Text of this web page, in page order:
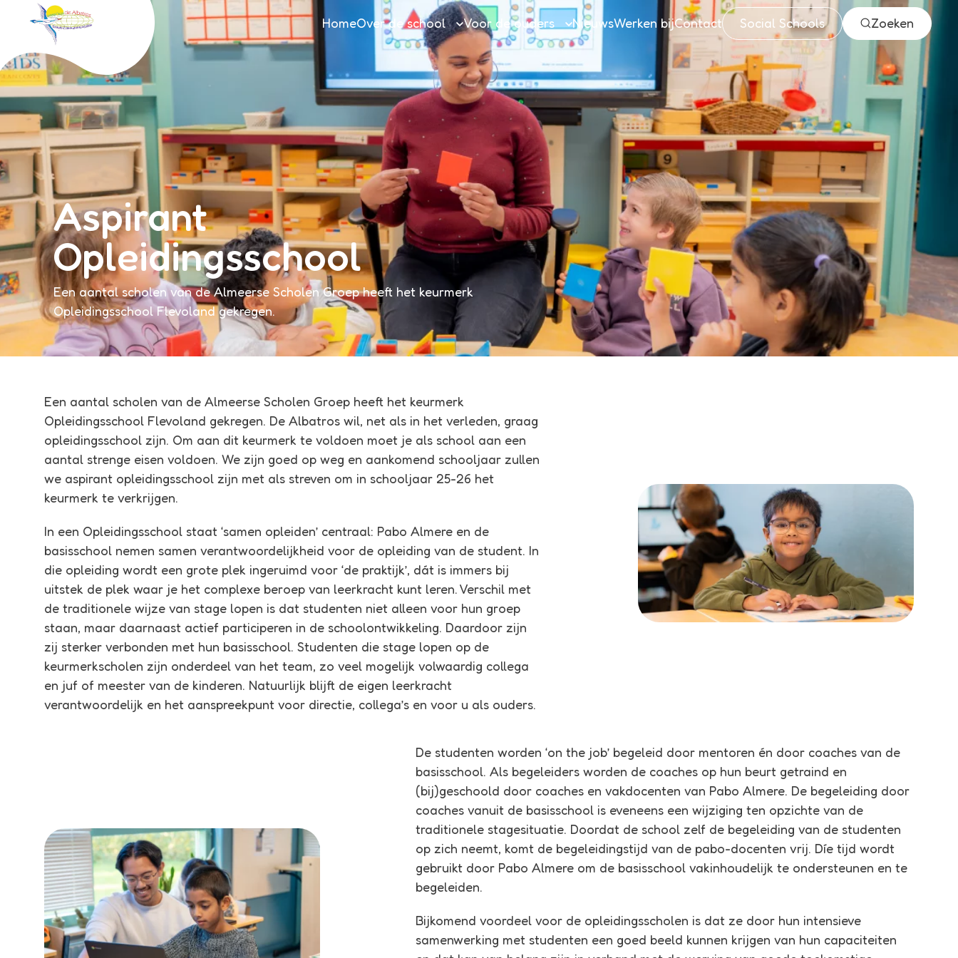
Albatros
HomeOver de school
Over de school
Team
Aspirant opleidingsschool
Talenten
The leader in me
Vakgebieden
Almeerse Scholen Groep
Voor de ouders
Ouderinformatie
Huidige ouders
Nieuwe ouders
Onze kalender
BSO (Buitenschoolse opvang)
TSO (Overblijven)
Praktische vragen
Vakanties en vrije dagen
Medezeggenschapsraad
Klachten
NieuwsWerken bijContact Social Schools Zoeken
Aspirant
Opleidingsschool
Een aantal scholen van de Almeerse Scholen Groep heeft het keurmerk
Opleidingsschool Flevoland gekregen.
Een aantal scholen van de Almeerse Scholen Groep heeft het keurmerk
Opleidingsschool Flevoland gekregen. De Albatros wil, net als in het verleden, graag
opleidingsschool zijn. Om aan dit keurmerk te voldoen moet je als school aan een
aantal strenge eisen voldoen. We zijn goed op weg en aankomend schooljaar zullen
we aspirant opleidingsschool zijn met als streven om in schooljaar 25-26 het
keurmerk te verkrijgen.
In een Opleidingsschool staat ‘samen opleiden’ centraal: Pabo Almere en de
basisschool nemen samen verantwoordelijkheid voor de opleiding van de student. In
die opleiding wordt een grote plek ingeruimd voor ‘de praktijk’, dát is immers bij
uitstek de plek waar je het complexe beroep van leerkracht kunt leren. Verschil met
de traditionele wijze van stage lopen is dat studenten niet alleen voor hun groep
staan, maar daarnaast actief participeren in de schoolontwikkeling. Daardoor zijn
zij sterker verbonden met hun basisschool. Studenten die stage lopen op de
keurmerkscholen zijn onderdeel van het team, zo veel mogelijk volwaardig collega
en juf of meester van de kinderen. Natuurlijk blijft de eigen leerkracht
verantwoordelijk en het aanspreekpunt voor directie, collega’s en voor u als ouders.
De studenten worden ‘on the job’ begeleid door mentoren én door coaches van de
basisschool. Als begeleiders worden de coaches op hun beurt getraind en
(bij)geschoold door coaches en vakdocenten van Pabo Almere. De begeleiding door
coaches vanuit de basisschool is eveneens een wijziging ten opzichte van de
traditionele stagesituatie. Doordat de school zelf de begeleiding van de studenten
op zich neemt, komt de begeleidingstijd van de pabo-docenten vrij. Díe tijd wordt
gebruikt door Pabo Almere om de basisschool vakinhoudelijk te ondersteunen en te
begeleiden.
Bijkomend voordeel voor de opleidingsscholen is dat ze door hun intensieve
samenwerking met studenten een goed beeld kunnen krijgen van hun capaciteiten